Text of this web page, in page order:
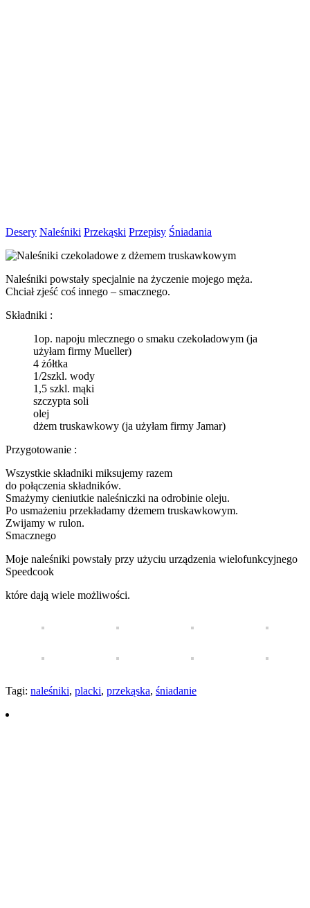
Desery Naleśniki Przekąski Przepisy Śniadania
Naleśniki powstały specjalnie na życzenie mojego męża.
Chciał zjeść coś innego – smacznego.
Składniki :
1op. napoju mlecznego o smaku czekoladowym (ja
użyłam firmy Mueller)
4 żółtka
1/2szkl. wody
1,5 szkl. mąki
szczypta soli
olej
dżem truskawkowy (ja użyłam firmy Jamar)
Przygotowanie :
Wszystkie składniki miksujemy razem
do połączenia składników.
Smażymy cieniutkie naleśniczki na odrobinie oleju.
Po usmażeniu przekładamy dżemem truskawkowym.
Zwijamy w rulon.
Smacznego
Moje naleśniki powstały przy użyciu urządzenia wielofunkcyjnego
Speedcook
które dają wiele możliwości.
Tagi: naleśniki, placki, przekąska, śniadanie